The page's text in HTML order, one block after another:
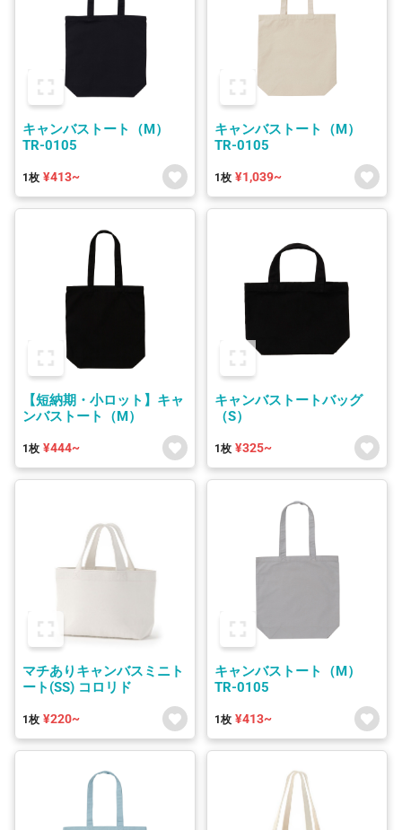
キャンバストート（M）
TR-0105
1枚 ¥413~
キャンバストート（M）
TR-0105
1枚 ¥1,039~
【短納期・小ロット】キャ
ンバストート（M）
1枚 ¥444~
キャンバストートバッグ
（S）
1枚 ¥325~
マチありキャンバスミニト
ート(SS) コロリド
1枚 ¥220~
キャンバストート（M）
TR-0105
1枚 ¥413~